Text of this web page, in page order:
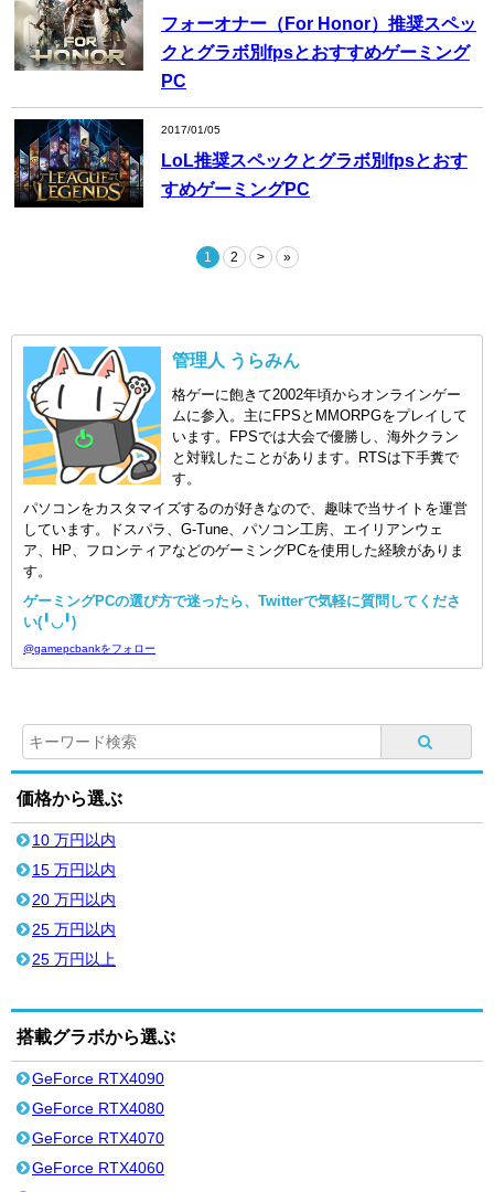
フォーオナー（For Honor）推奨スペッ
クとグラボ別fpsとおすすめゲーミング
PC
2017/01/05
LoL推奨スペックとグラボ別fpsとおす
すめゲーミングPC
1 2 > »
管理人 うらみん
格ゲーに飽きて2002年頃からオンラインゲー
ムに参入。主にFPSとMMORPGをプレイして
います。FPSでは大会で優勝し、海外クラン
と対戦したことがあります。RTSは下手糞で
す。
パソコンをカスタマイズするのが好きなので、趣味で当サイトを運営
しています。ドスパラ、G-Tune、パソコン工房、エイリアンウェ
ア、HP、フロンティアなどのゲーミングPCを使用した経験がありま
す。
ゲーミングPCの選び方で迷ったら、Twitterで気軽に質問してくださ
い(╹◡╹)
@gamepcbankをフォロー
価格から選ぶ
10 万円以内
15 万円以内
20 万円以内
25 万円以内
25 万円以上
搭載グラボから選ぶ
GeForce RTX4090
GeForce RTX4080
GeForce RTX4070
GeForce RTX4060